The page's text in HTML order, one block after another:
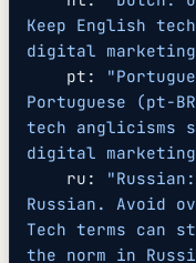
Keep English
digital
    pt:
Portuguese (pt-
tech anglicisms
digital
    ru:
Russian. Avoid
Tech terms can
the norm in